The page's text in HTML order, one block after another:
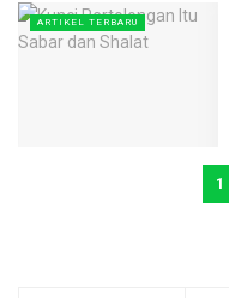
ARTIKEL TERBARU
1